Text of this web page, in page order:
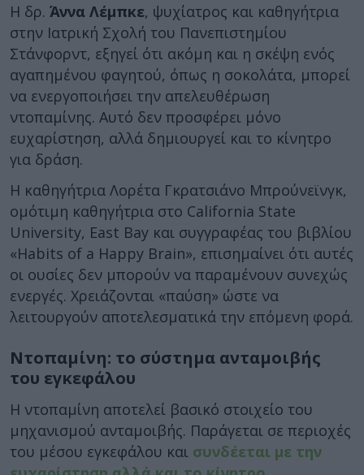
Η δρ. Άννα Λέμπκε, ψυχίατρος και καθηγήτρια
στην Ιατρική Σχολή του Πανεπιστημίου
Στάνφορντ, εξηγεί ότι ακόμη και η σκέψη ενός
αγαπημένου φαγητού, όπως η σοκολάτα, μπορεί
να ενεργοποιήσει την απελευθέρωση
ντοπαμίνης. Αυτό δεν προσφέρει μόνο
ευχαρίστηση, αλλά δημιουργεί και το κίνητρο
για δράση.
Η καθηγήτρια Λορέτα Γκρατσιάνο Μπρούνεϊνγκ,
ομότιμη καθηγήτρια στο California State
University, East Bay και συγγραφέας του βιβλίου
«Habits of a Happy Brain», επισημαίνει ότι αυτές
οι ουσίες δεν μπορούν να παραμένουν συνεχώς
ενεργές. Χρειάζονται «παύση» ώστε να
λειτουργούν αποτελεσματικά την επόμενη φορά.
Ντοπαμίνη: το σύστημα ανταμοιβής
του εγκεφάλου
Η ντοπαμίνη αποτελεί βασικό στοιχείο του
μηχανισμού ανταμοιβής. Παράγεται σε περιοχές
του μέσου εγκεφάλου και συνδέεται με την